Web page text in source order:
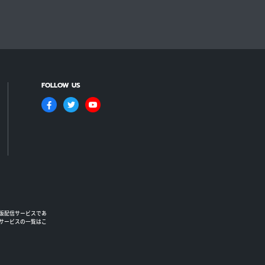
FOLLOW US
配信サービスであ
ービスの一覧はこ